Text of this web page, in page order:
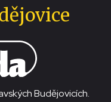
Budějovicích.